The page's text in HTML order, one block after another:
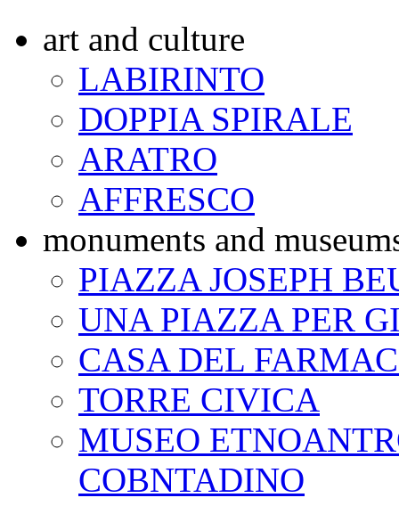
art and culture
LABIRINTO
DOPPIA SPIRALE
ARATRO
AFFRESCO
monuments and
PIAZZA JOSEPH
UNA PIAZZA PER
CASA DEL
TORRE CIVICA
MUSEO
COBNTADINO